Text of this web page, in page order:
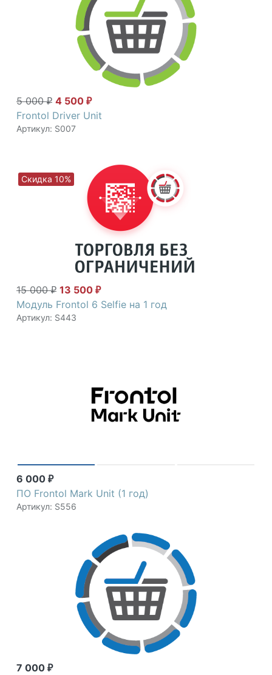
5 000₽ 4 500 ₽
Frontol Driver Unit
Артикул: S007
15 000₽ 13 500 ₽
Модуль Frontol 6 Selfie на 1 год
Артикул: S443
Скидка 10%
6 000 ₽
ПО Frontol Mark Unit (1 год)
Артикул: S556
7 000 ₽